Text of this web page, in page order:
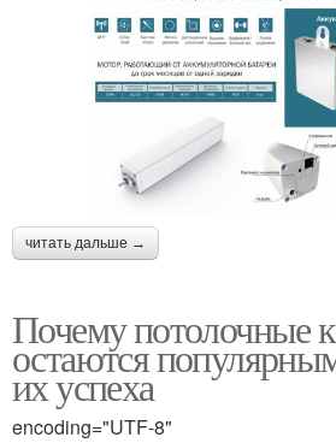
читать дальше →
Почему потолочные
остаются
их успеха
encoding="UTF-8"